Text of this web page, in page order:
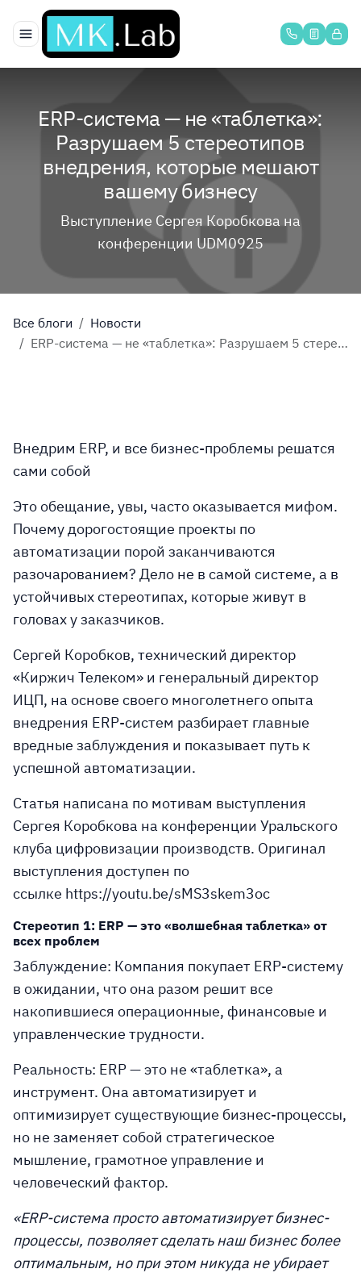
Перейти к содержимому
ERP-система — не «таблетка»:
Разрушаем 5 стереотипов
внедрения, которые мешают
вашему бизнесу
Выступление Сергея Коробкова на
конференции UDM0925
Все блоги
Новости
ERP-система — не «таблетка»: Разрушаем 5 стереотипов внедрения, которые мешают вашему бизнесу
Внедрим ERP, и все бизнес-проблемы решатся
сами собой
Это обещание, увы, часто оказывается мифом.
Почему дорогостоящие проекты по
автоматизации порой заканчиваются
разочарованием? Дело не в самой системе, а в
устойчивых стереотипах, которые живут в
головах у заказчиков.
Сергей Коробков, технический директор
«Киржич Телеком» и генеральный директор
ИЦП, на основе своего многолетнего опыта
внедрения ERP-систем разбирает главные
вредные заблуждения и показывает путь к
успешной автоматизации.
Статья написана по мотивам выступления
Сергея Коробкова на конференции Уральского
клуба цифровизации производств. Оригинал
выступления доступен по
ссылке https://youtu.be/sMS3skem3oc
Стереотип 1: ERP — это «волшебная таблетка» от
всех проблем
Заблуждение: Компания покупает ERP-систему
в ожидании, что она разом решит все
накопившиеся операционные, финансовые и
управленческие трудности.
Реальность: ERP — это не «таблетка», а
инструмент. Она автоматизирует и
оптимизирует существующие бизнес-процессы,
но не заменяет собой стратегическое
мышление, грамотное управление и
человеческий фактор.
«ERP-система просто автоматизирует бизнес-
процессы, позволяет сделать наш бизнес более
оптимальным, но при этом никуда не убирает